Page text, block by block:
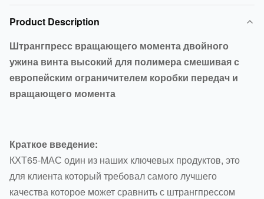
Product Description
Штрангпресс вращающего момента двойного
ужина винта высокий для полимера смешивая с
европейским ограничителем коробки передач и
вращающего момента
Краткое введение:
КХТ65-МАС один из наших ключевых продуктов, это
для клиента который требовал самого лучшего
качества которое может сравнить с штрангпрессом